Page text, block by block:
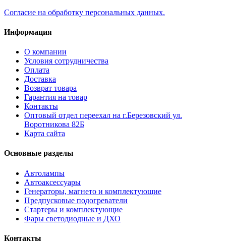
Согласие на обработку персональных данных.
Информация
О компании
Условия сотрудничества
Оплата
Доставка
Возврат товара
Гарантия на товар
Контакты
Оптовый отдел переехал на г.Березовский ул.
Воротникова 82Б
Карта сайта
Основные разделы
Автолампы
Автоаксессуары
Генераторы, магнето и комплектующие
Предпусковые подогреватели
Стартеры и комплектующие
Фары светодиодные и ДХО
Контакты